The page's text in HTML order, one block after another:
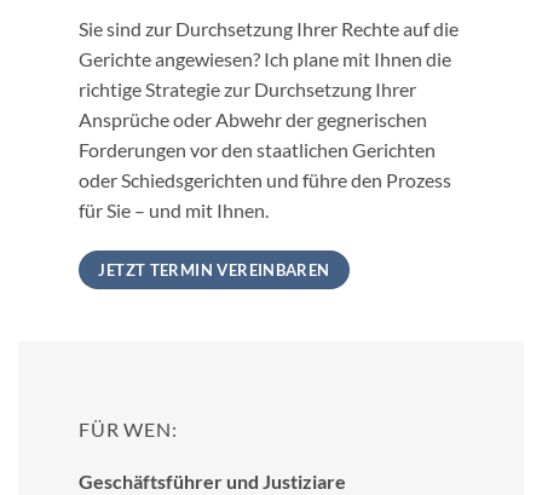
Sie sind zur Durchsetzung Ihrer Rechte auf die
Gerichte angewiesen? Ich plane mit Ihnen die
richtige Strategie zur Durchsetzung Ihrer
Ansprüche oder Abwehr der gegnerischen
Forderungen vor den staatlichen Gerichten
oder Schiedsgerichten und führe den Prozess
für Sie – und mit Ihnen.
JETZT TERMIN VEREINBAREN
FÜR WEN:
Geschäftsführer und Justiziare